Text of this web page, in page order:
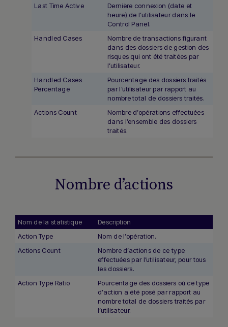
Last Time Active
Dernière connexion (date et
heure) de l’utilisateur dans le
Control Panel.
Handled Cases
Nombre de transactions figurant
dans des dossiers de gestion des
risques qui ont été traitées par
l’utilisateur.
Handled Cases
Percentage
Pourcentage des dossiers traités
par l’utilisateur par rapport au
nombre total de dossiers traités.
Actions Count
Nombre d’opérations effectuées
dans l’ensemble des dossiers
traités.
Nombre d’actions
Nom de la statistique
Description
Action Type
Nom de l’opération.
Actions Count
Nombre d’actions de ce type
effectuées par l’utilisateur, pour tous
les dossiers.
Action Type Ratio
Pourcentage des dossiers où ce type
d’action a été posé par rapport au
nombre total de dossiers traités par
l’utilisateur.